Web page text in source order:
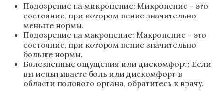
Подозрение на микропенис: Микропенис – это
состояние, при котором пенис значительно
меньше нормы.
Подозрение на макропенис: Макропенис – это
состояние, при котором пенис значительно
больше нормы.
Болезненные ощущения или дискомфорт: Если
вы испытываете боль или дискомфорт в
области полового органа, обратитесь к врачу.